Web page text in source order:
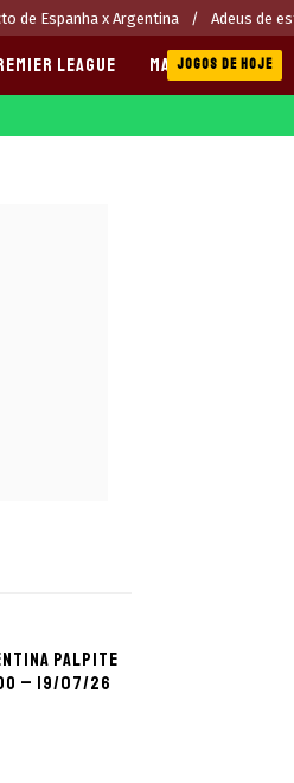
de Espanha x Argentina Adeus de
LEAGUE MANCHESTER CITY
JOGOS DE HOJE
palpite
– 19/07/26